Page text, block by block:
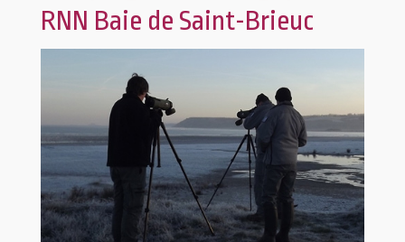
RNN Baie de Saint-Brieuc